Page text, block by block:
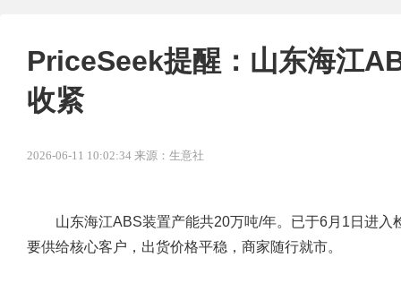
PriceSeek提醒：山东海江
收紧
2026-06-11 10:02:34 来源：生意社
山东海江ABS装置产能共20万吨/年。已于6月1日进入
要供给核心客户，出货价格平稳，商家随行就市。